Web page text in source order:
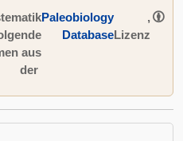
aus
der
Paleobiology
Database
,
Lizenz